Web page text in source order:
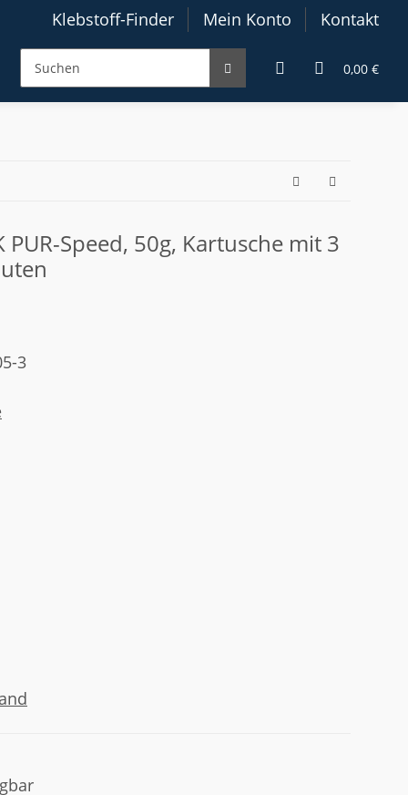
Klebstoff-Finder Mein Konto Kontakt
0,00 €
Speed, 50g, Kartusche mit 3
3